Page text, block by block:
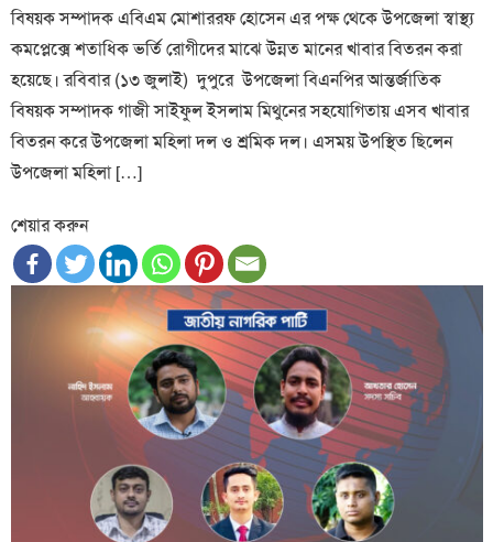
বিষয়ক সম্পাদক এবিএম মোশাররফ হোসেন এর পক্ষ থেকে উপজেলা স্বাস্থ্য
কমপ্লেক্সে শতাধিক ভর্তি রোগীদের মাঝে উন্নত মানের খাবার বিতরন করা
হয়েছে। রবিবার (১৩ জুলাই) দুপুরে উপজেলা বিএনপির আন্তর্জাতিক
বিষয়ক সম্পাদক গাজী সাইফুল ইসলাম মিথুনের সহযোগিতায় এসব খাবার
বিতরন করে উপজেলা মহিলা দল ও শ্রমিক দল। এসময় উপস্থিত ছিলেন
উপজেলা মহিলা […]
শেয়ার করুন